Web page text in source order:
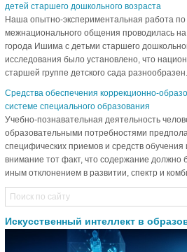
детей старшего дошкольного возраста
Наша опытно-экспериментальная работа по
межнационального общения проводилась
города Ишима с детьми старшего
исследования было установлено, что
старшей группе детского сада
Средства обеспечения коррекционно-
системе специального образования
Учебно-познавательная деятельность
образовательными потребностями
специфических приемов и средств
внимание тот факт, что содержание должно
иным отклонением в развитии, спектр и
Искусственный интеллект в